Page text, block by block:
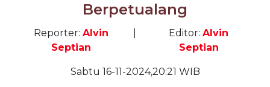
Berpetualang
Reporter: Alvin
Septian
Editor:Alvin
Septian
Sabtu 16-11-2024,20:21 WIB